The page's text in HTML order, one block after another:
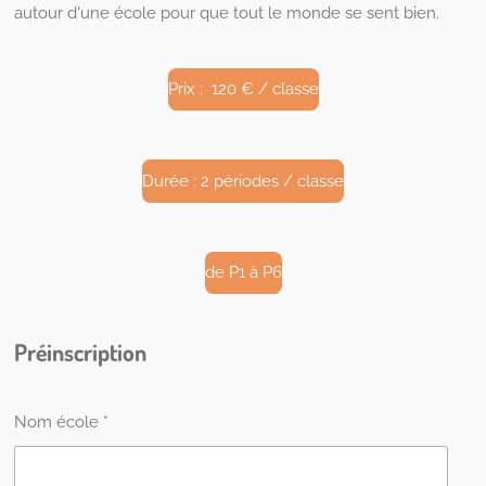
autour d'une école pour que tout le monde se sent bien.
Prix : 120 € / classe
Durée : 2 périodes / classe
de P1 à P6
Préinscription
Nom école *